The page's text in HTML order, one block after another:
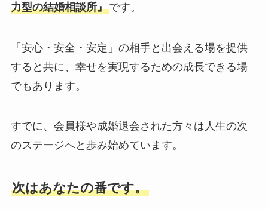
力型の結婚相談所』です。
「安心・安全・安定」の相手と出会える場を提供
すると共に、幸せを実現するための成長できる場
でもあります。
すでに、会員様や成婚退会された方々は人生の次
のステージへと歩み始めています。
次はあなたの番です。